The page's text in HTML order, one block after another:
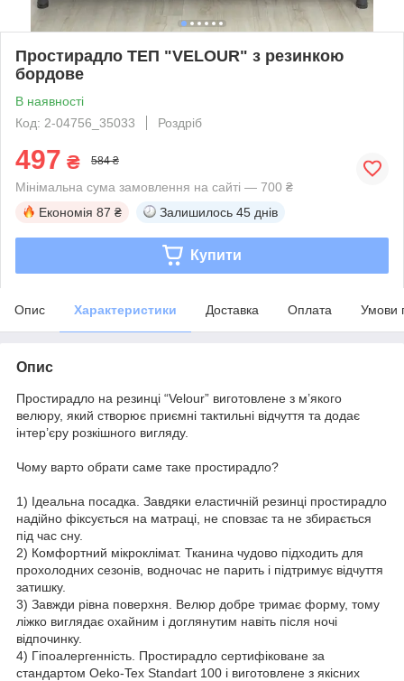
Простирадло ТЕП "VELOUR" з резинкою
бордове
В наявності
Код: 2-04756_35033
Роздріб
497 ₴ 584 ₴
Мінімальна сума замовлення на сайті — 700 ₴
Економія 87 ₴ Залишилось 45 днів
Купити
Опис Характеристики Доставка Оплата Умови
Опис
Простирадло на резинці “Velour” виготовлене з м’якого
велюру, який створює приємні тактильні відчуття та додає
інтер’єру розкішного вигляду.
Чому варто обрати саме таке простирадло?
1) Ідеальна посадка. Завдяки еластичній резинці простирадло
надійно фіксується на матраці, не сповзає та не збирається
під час сну.
2) Комфортний мікроклімат. Тканина чудово підходить для
прохолодних сезонів, водночас не парить і підтримує відчуття
затишку.
3) Завжди рівна поверхня. Велюр добре тримає форму, тому
ліжко виглядає охайним і доглянутим навіть після ночі
відпочинку.
4) Гіпоалергенність. Простирадло сертифіковане за
стандартом Oeko-Tex Standart 100 і виготовлене з якісних